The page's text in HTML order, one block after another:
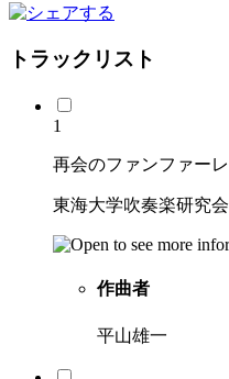
トラックリスト
1
再会のファンファーレ
東海大学吹奏楽研究会
作曲者
平山雄一